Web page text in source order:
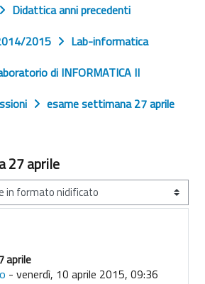
Didattica anni precedenti
2015
Lab-informatica
di INFORMATICA II
esame settimana 27 aprile
27 aprile
aprile
- venerdì, 10 aprile 2015, 09:36
2